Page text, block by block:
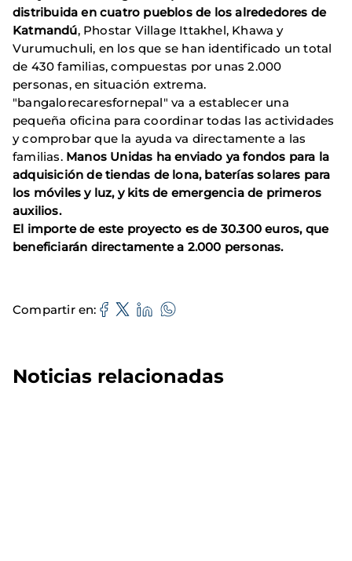
distribuida en cuatro pueblos de los alrededores de
Katmandú, Phostar Village Ittakhel, Khawa y
Vurumuchuli, en los que se han identificado un total
de 430 familias, compuestas por unas 2.000
personas, en situación extrema.
"bangalorecaresfornepal" va a establecer una
pequeña oficina para coordinar todas las actividades
y comprobar que la ayuda va directamente a las
familias. Manos Unidas ha enviado ya fondos para la
adquisición de tiendas de lona, baterías solares para
los móviles y luz, y kits de emergencia de primeros
auxilios.
El importe de este proyecto es de 30.300 euros, que
beneficiarán directamente a 2.000 personas.
Compartir en
Noticias relacionadas